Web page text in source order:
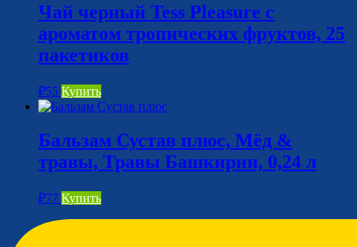
Чай черный Tess Pleasure с
ароматом тропических фруктов, 25
пакетиков
₽55 Купить
Бальзам Сустав плюс, Мёд &
травы, Травы Башкирии, 0,24 л
₽77 Купить